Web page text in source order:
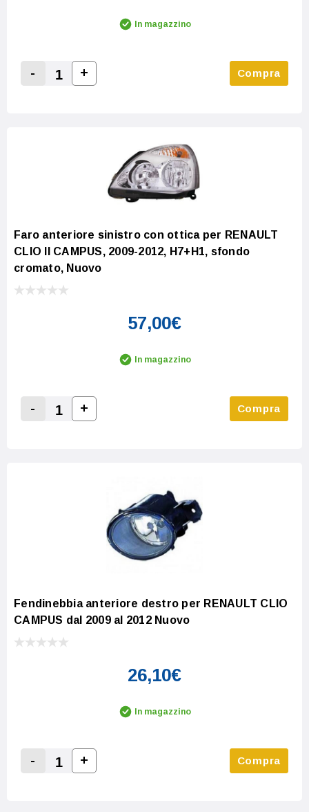
In magazzino
-
Increase Quantity:
+ Compra
Faro anteriore sinistro con ottica per RENAULT
CLIO II CAMPUS, 2009-2012, H7+H1, sfondo
cromato, Nuovo
57,00€
In magazzino
Decrease Quantity:
-
Increase Quantity:
+ Compra
Fendinebbia anteriore destro per RENAULT CLIO
CAMPUS dal 2009 al 2012 Nuovo
26,10€
In magazzino
Decrease Quantity:
-
Increase Quantity:
+ Compra